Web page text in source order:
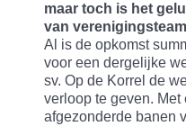
maar toch is het
van
Al is de opkomst
voor een dergelijke
sv. Op de Korrel de
verloop te geven.
afgezonderde banen